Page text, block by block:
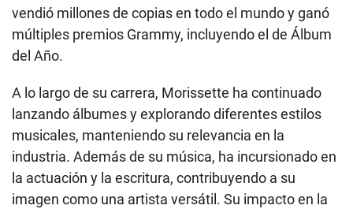
vendió millones de copias en todo el mundo y ganó
múltiples premios Grammy, incluyendo el de Álbum
del Año.
A lo largo de su carrera, Morissette ha continuado
lanzando álbumes y explorando diferentes estilos
musicales, manteniendo su relevancia en la
industria. Además de su música, ha incursionado en
la actuación y la escritura, contribuyendo a su
imagen como una artista versátil. Su impacto en la